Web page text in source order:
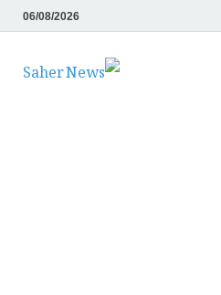
06/08/2026
Saher News